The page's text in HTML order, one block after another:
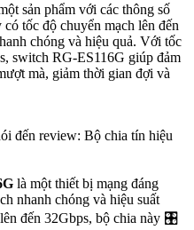
sản phẩm với các thông số
tốc độ chuyển mạch lên đến
chóng và hiệu quả. Với tốc
switch RG-ES116G giúp đảm
mà, giảm thời gian đợi và
đến review: Bộ chia tín hiệu
là một thiết bị mạng đáng
nhanh chóng và hiệu suất
đến 32Gbps, bộ chia này 🎛